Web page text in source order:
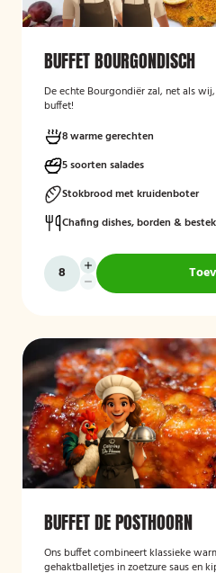
BUFFET BOURGONDISCH
De echte Bourgondiër zal, net als
buffet!
8 warme gerechten
5 soorten salades
Stokbrood met kruidenboter
Chafing dishes, borden & bestek
BUFFET DE POSTHOORN
Ons buffet combineert klassieke
gehaktballetjes in zoetzure saus en